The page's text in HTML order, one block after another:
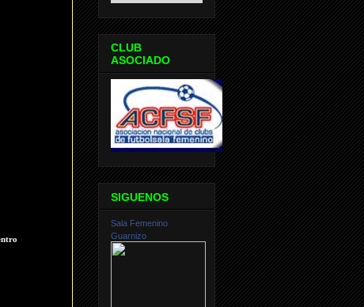
CLUB
ASOCIADO
SIGUENOS
Sala Femenino
Guarnizo